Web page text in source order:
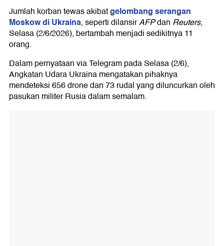
Jumlah korban tewas akibatgelombang serangan
Moskow di Ukraina, seperti dilansirAFPdan Reuters,
Selasa (2/6/2026), bertambah menjadi sedikitnya 11
orang.
Dalam pernyataan via Telegram pada Selasa (2/6),
Angkatan Udara Ukraina mengatakan pihaknya
mendeteksi 656 drone dan 73 rudal yang diluncurkan oleh
pasukan militer Rusia dalam semalam.